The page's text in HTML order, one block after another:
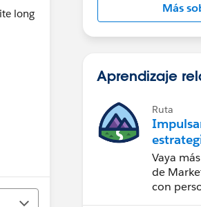
long
Más
Aprendizaje
Ruta
Vaya
de
con